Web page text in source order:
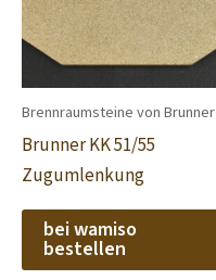
Brennraumsteine von Brunner
Brunner KK 51/55
Zugumlenkung
bei wamiso
bestellen